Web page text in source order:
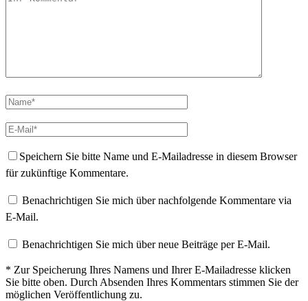
Speichern Sie bitte Name und E-Mailadresse in diesem Browser
für zukünftige Kommentare.
Benachrichtigen Sie mich über nachfolgende Kommentare via
E-Mail.
Benachrichtigen Sie mich über neue Beiträge per E-Mail.
* Zur Speicherung Ihres Namens und Ihrer E-Mailadresse klicken
Sie bitte oben. Durch Absenden Ihres Kommentars stimmen Sie der
möglichen Veröffentlichung zu.